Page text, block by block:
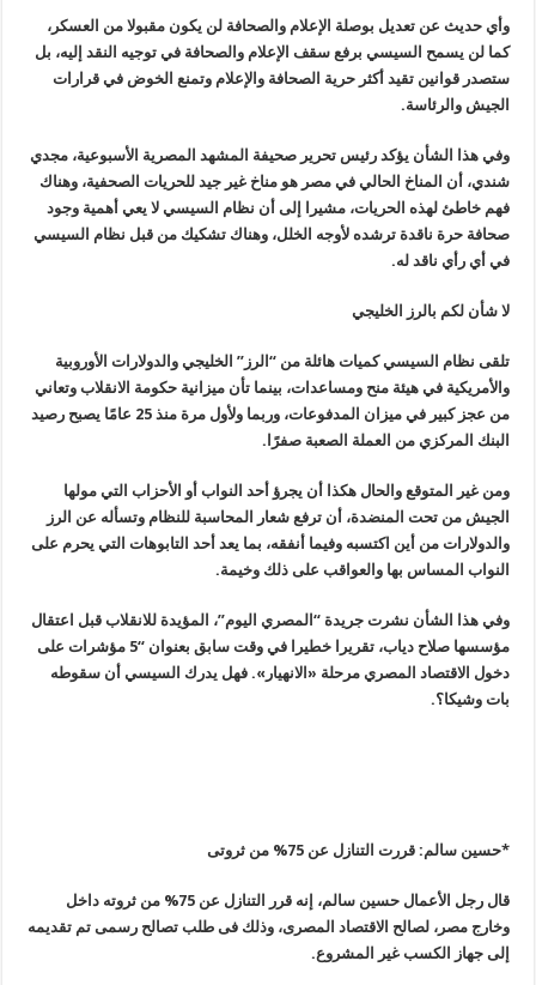
وأي حديث عن تعديل بوصلة الإعلام والصحافة لن يكون مقبولا من العسكر،
كما لن يسمح السيسي برفع سقف الإعلام والصحافة في توجيه النقد إليه، بل
ستصدر قوانين تقيد أكثر حرية الصحافة والإعلام وتمنع الخوض في قرارات
الجيش والرئاسة.
وفي هذا الشأن يؤكد رئيس تحرير صحيفة المشهد المصرية الأسبوعية، مجدي
شندي، أن المناخ الحالي في مصر هو مناخ غير جيد للحريات الصحفية، وهناك
فهم خاطئ لهذه الحريات، مشيرا إلى أن نظام السيسي لا يعي أهمية وجود
صحافة حرة ناقدة ترشده لأوجه الخلل، وهناك تشكيك من قبل نظام السيسي
في أي رأي ناقد له.
لا شأن لكم بالرز الخليجي
تلقى نظام السيسي كميات هائلة من “الرز” الخليجي والدولارات الأوروبية
والأمريكية في هيئة منح ومساعدات، بينما تأن ميزانية حكومة الانقلاب وتعاني
من عجز كبير في ميزان المدفوعات، وربما ولأول مرة منذ 25 عامًا يصبح رصيد
البنك المركزي من العملة الصعبة صفرًا .
ومن غير المتوقع والحال هكذا أن يجرؤ أحد النواب أو الأحزاب التي مولها
الجيش من تحت المنضدة، أن ترفع شعار المحاسبة للنظام وتسأله عن الرز
والدولارات من أين اكتسبه وفيما أنفقه، بما يعد أحد التابوهات التي يحرم على
النواب المساس بها والعواقب على ذلك وخيمة.
وفي هذا الشأن نشرت جريدة “المصري اليوم”، المؤيدة للانقلاب قبل اعتقال
مؤسسها صلاح دياب، تقريرا خطيرا في وقت سابق بعنوان “5 مؤشرات على
دخول الاقتصاد المصري مرحلة «الانهيار». فهل يدرك السيسي أن سقوطه
بات وشيكا؟.
*حسين سالم: قررت التنازل عن 75% من ثروتى
قال رجل الأعمال حسين سالم، إنه قرر التنازل عن 75% من ثروته داخل
وخارج مصر، لصالح الاقتصاد المصرى، وذلك فى طلب تصالح رسمى تم تقديمه
إلى جهاز الكسب غير المشروع.